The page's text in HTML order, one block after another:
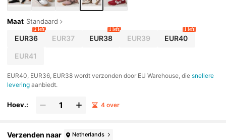
Maat Standaard
EUR36
2 left
EUR37 EUR38
1 left
EUR39 EUR40
1 left
EUR41
​EUR40, EUR36, EUR38 wordt verzonden door EU Warehouse, diesnellere
levering aanbiedt.
Hoev.: 4 over
Verzenden naar Netherlands